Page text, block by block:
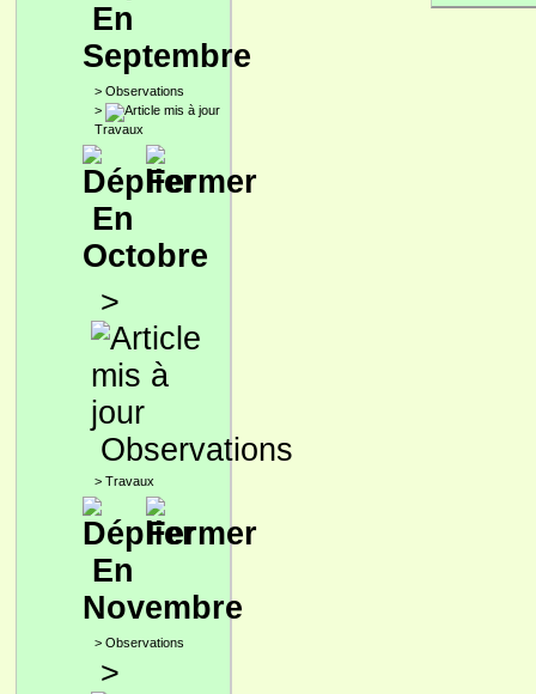
En
Septembre
> Observations
>
Travaux
En
Octobre
>
Observations
> Travaux
En
Novembre
> Observations
>